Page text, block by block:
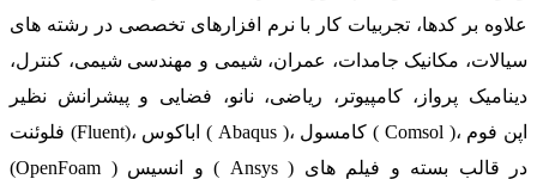
علاوه بر کدها، تجربیات کار با نرم افزارهای تخصصی در رشته های
سیالات، مکانیک جامدات، عمران، شیمی و مهندسی شیمی، کنترل،
دینامیک پرواز، کامپیوتر، ریاضی، نانو، فضایی و پیشرانش نظیر
فلوئنت (Fluent)، اباکوس ( Abaqus )، کامسول ( Comsol )، اپن فوم
(OpenFoam ) و انسیس ( Ansys ) در قالب بسته‌ و فیلم های